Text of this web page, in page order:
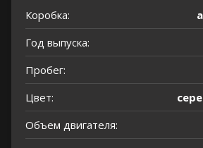
Коробка:
Год выпуска:
Пробег:
Цвет:
Объем двигателя: